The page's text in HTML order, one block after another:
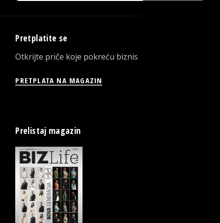
Pretplatite se
Otkrijte priče koje pokreću biznis
PRETPLATA NA MAGAZIN
Prelistaj magazin